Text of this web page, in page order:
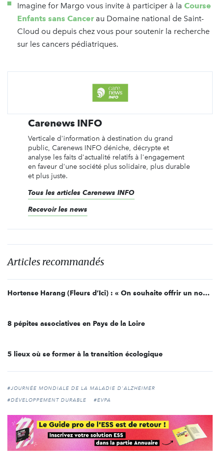
Imagine for Margo vous invite à participer à la Course
Enfants sans Cancer au Domaine national de Saint-
Cloud ou depuis chez vous pour soutenir la recherche
sur les cancers pédiatriques.
Carenews INFO
Verticale d'information à destination du grand
public, Carenews INFO déniche, décrypte et
analyse les faits d'actualité relatifs à l'engagement
en faveur d'une société plus solidaire, plus durable
et plus juste.
Tous les articles Carenews INFO
Recevoir les news
Articles recommandés
Hortense Harang (Fleurs d’Ici) : « On souhaite offrir un nouveau commerce mondial »
8 pépites associatives en Pays de la Loire
5 lieux où se former à la transition écologique
#JOURNÉE MONDIALE DE LA MALADIE D'ALZHEIMER
#DÉVELOPPEMENT DURABLE
#EVPA